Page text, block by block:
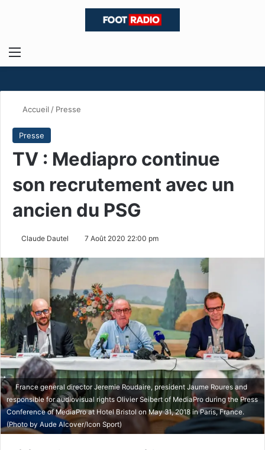
Menu
Accueil / Presse
Presse
TV : Mediapro continue
son recrutement avec un
ancien du PSG
Claude Dautel 7 Août 2020 22:00 pm
France general director Jeremie Roudaire, president Jaume Roures and
responsible for audiovisual rights Olivier Seibert of MediaPro during the Press
Conference of MediaPro at Hotel Bristol on May 31, 2018 in Paris, France.
(Photo by Aude Alcover/Icon Sport)